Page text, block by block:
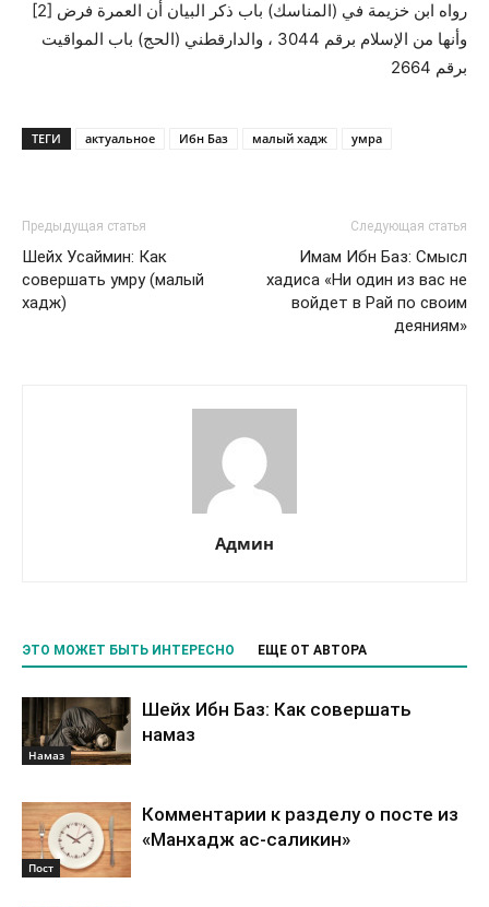
[2] رواه ابن خزيمة في (المناسك) باب ذكر البيان أن العمرة فرض
وأنها من الإسلام برقم 3044 ، والدارقطني (الحج) باب المواقيت
برقم 2664
ТЕГИ актуальное Ибн Баз малый хадж умра
Предыдущая статья
Шейх Усаймин: Как
совершать умру (малый
хадж)
Следующая статья
Имам Ибн Баз: Смысл
хадиса «Ни один из вас не
войдет в Рай по своим
деяниям»
Админ
ЭТО МОЖЕТ БЫТЬ ИНТЕРЕСНО ЕЩЕ ОТ АВТОРА
Намаз
Шейх Ибн Баз: Как совершать
намаз
Пост
Комментарии к разделу о посте из
«Манхадж ас-саликин»